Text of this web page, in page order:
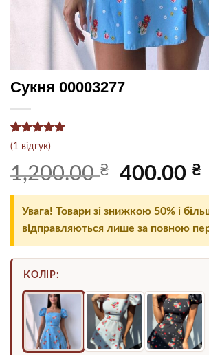
Сукня 00003277
Рейтинг
з 5 на
основі
опитування
1
(1 відгук)
1,200.00₴
Оригінальна
1,200.00 ₴.
400.00 ₴
Увага! Товари зі знижкою 50% і
відправляються лише за повною
КОЛІР: